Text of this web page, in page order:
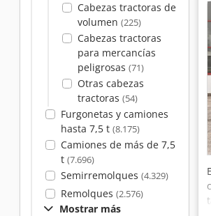
Cabezas tractoras de
volumen (225)
Cabezas tractoras
para mercancías
peligrosas (71)
Otras cabezas
tractoras (54)
Furgonetas y camiones
hasta 7,5 t (8.175)
Camiones de más de 7,5
t (7.696)
Semirremolques (4.329)
Remolques (2.576)
Mostrar más